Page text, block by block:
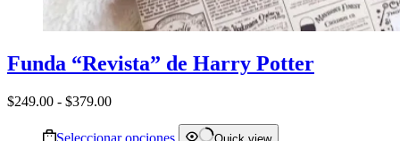
Funda “Revista” de Harry Potter
$249.00 - $379.00Rango
precios:
Este